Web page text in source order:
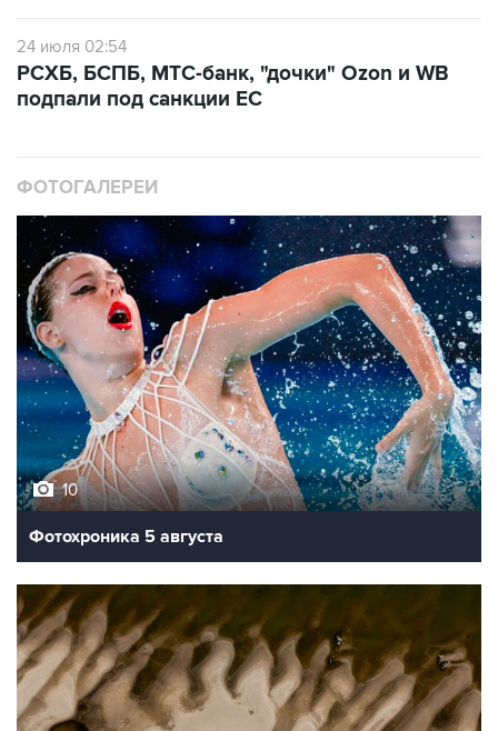
24 июля 02:54
РСХБ, БСПБ, МТС-банк, "дочки" Ozon и WB
подпали под санкции ЕС
ФОТОГАЛЕРЕИ
10
Фотохроника 5 августа